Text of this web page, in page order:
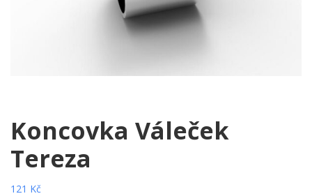
Koncovka Váleček
Tereza
121 Kč